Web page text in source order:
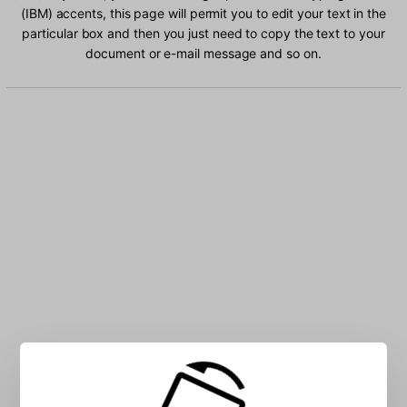
(IBM) accents, this page will permit you to edit your text in the
particular box and then you just need to copy the text to your
document or e-mail message and so on.
Type German (IBM) characters into the box: